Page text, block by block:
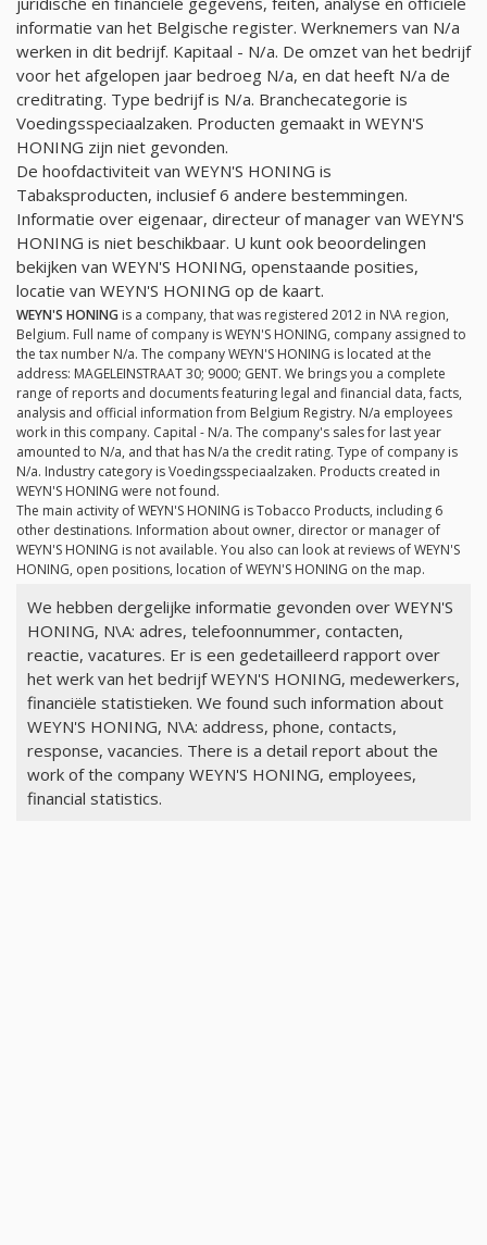
informatie van het Belgische register. Werknemers van N/a
werken in dit bedrijf. Kapitaal - N/a. De omzet van het bedrijf
voor het afgelopen jaar bedroeg N/a, en dat heeft N/a de
creditrating. Type bedrijf is N/a. Branchecategorie is
Voedingsspeciaalzaken. Producten gemaakt in WEYN'S
HONING zijn niet gevonden.
De hoofdactiviteit van WEYN'S HONING is
Tabaksproducten, inclusief 6 andere bestemmingen.
Informatie over eigenaar, directeur of manager van WEYN'S
HONING is niet beschikbaar. U kunt ook beoordelingen
bekijken van WEYN'S HONING, openstaande posities,
locatie van WEYN'S HONING op de kaart.
WEYN'S HONING is a company, that was registered 2012 in N\A region,
Belgium. Full name of company is WEYN'S HONING, company assigned to
the tax number N/a. The company WEYN'S HONING is located at the
address: MAGELEINSTRAAT 30; 9000; GENT. We brings you a complete
range of reports and documents featuring legal and financial data, facts,
analysis and official information from Belgium Registry. N/a employees
work in this company. Capital - N/a. The company's sales for last year
amounted to N/a, and that has N/a the credit rating. Type of company is
N/a. Industry category is Voedingsspeciaalzaken. Products created in
WEYN'S HONING were not found.
The main activity of WEYN'S HONING is Tobacco Products, including 6
other destinations. Information about owner, director or manager of
WEYN'S HONING is not available. You also can look at reviews of WEYN'S
HONING, open positions, location of WEYN'S HONING on the map.
We hebben dergelijke informatie gevonden over WEYN'S
HONING, N\A: adres, telefoonnummer, contacten,
reactie, vacatures. Er is een gedetailleerd rapport over
het werk van het bedrijf WEYN'S HONING, medewerkers,
financiële statistieken. We found such information about
WEYN'S HONING, N\A: address, phone, contacts,
response, vacancies. There is a detail report about the
work of the company WEYN'S HONING, employees,
financial statistics.